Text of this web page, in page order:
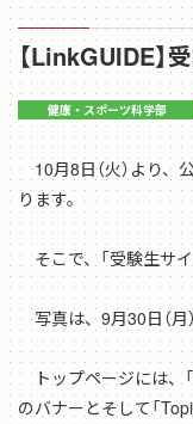
【LinkGUIDE】
10月8日（火）より、
ります。
そこで、「受験生サイ
写真は、9月30日（月
トップページには、
のバナーとそして「